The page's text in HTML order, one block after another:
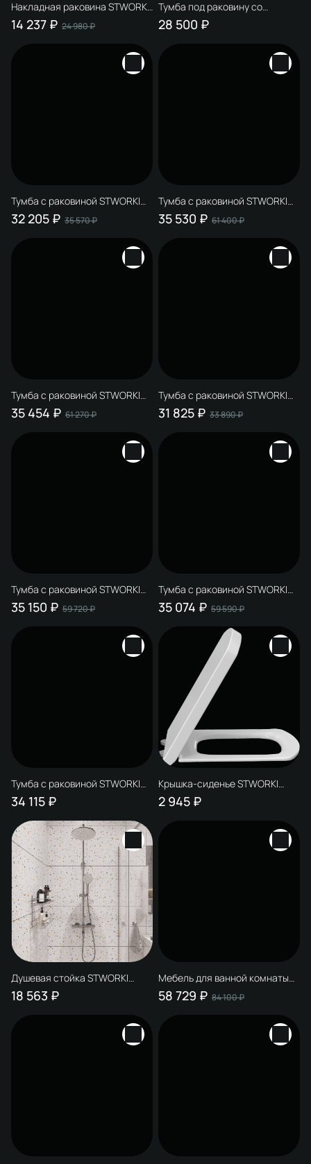
Накладная раковина STWORKI
Рандерс 3075-KL 76 белая,
прямоугольная, фаянс
14 237 ₽ 24 980 ₽
Тумба под раковину со
столешницей STWORKI
Рандерс 100 дерево,
28 500 ₽
Тумба с раковиной STWORKI
Рандерс 100 дерево,
подвесная, с подсветкой,
32 205 ₽ 35 570 ₽
Тумба с раковиной STWORKI
Рандерс 100 белая,
подвесная, с подсветкой,
35 530 ₽ 61 400 ₽
Тумба с раковиной STWORKI
Рандерс 100 антрацит,
подвесная, с подсветкой,
35 454 ₽ 61 270 ₽
Тумба с раковиной STWORKI
Рандерс 100 дерево,
подвесная, с подсветкой,
31 825 ₽ 33 890 ₽
Тумба с раковиной STWORKI
Рандерс 100 белая,
подвесная, с подсветкой,
35 150 ₽ 59 720 ₽
Тумба с раковиной STWORKI
Рандерс 100 антрацит,
подвесная, с подсветкой,
раковина Берген S21412WH
35 074 ₽ 59 590 ₽
Тумба с раковиной STWORKI
Рандерс 100 дерево,
подвесная, с подсветкой,
раковина Sanita luxe Novel Slim
60
34 115 ₽
Крышка-сиденье STWORKI
Рандерс Arya 0403
быстросъемное, с
2 945 ₽
Душевая стойка STWORKI
Рандерс HWB5015-H01CP
18 563 ₽
Мебель для ванной комнаты
STWORKI Рандерс 100,
антрацит, подвесная, с
58 729 ₽ 84 100 ₽